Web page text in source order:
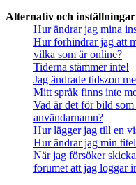
Alternativ och inställningar
Hur ändrar jag mina
Hur förhindrar jag att
vilka som är online?
Tiderna stämmer inte!
Jag ändrade tidszon
Mitt språk finns inte
Vad är det för bild
användarnamn?
Hur lägger jag till en
Hur ändrar jag min
När jag försöker
forumet att jag loggar